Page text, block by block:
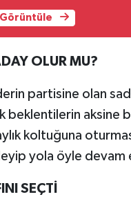
OLUR MU?
partisine olan
beklentilerin aksine
koltuğuna
yola öyle devam
SEÇTİ